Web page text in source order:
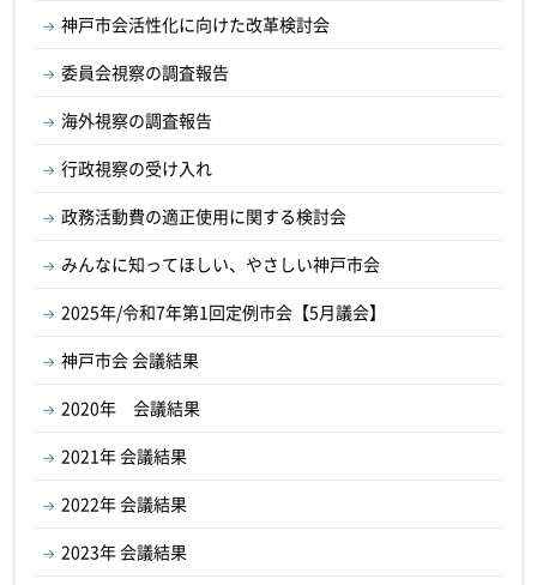
神戸市会活性化に向けた改革検討会
委員会視察の調査報告
海外視察の調査報告
行政視察の受け入れ
政務活動費の適正使用に関する検討会
みんなに知ってほしい、やさしい神戸市会
2025年/令和7年第1回定例市会【5月議会】
神戸市会 会議結果
2020年 会議結果
2021年 会議結果
2022年 会議結果
2023年 会議結果